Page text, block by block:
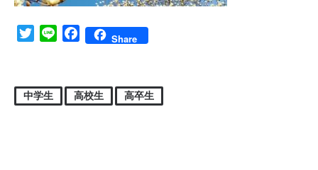
TwitterLine FacebookShare
中学生 高校生 高卒生